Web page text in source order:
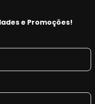
e Promoções!